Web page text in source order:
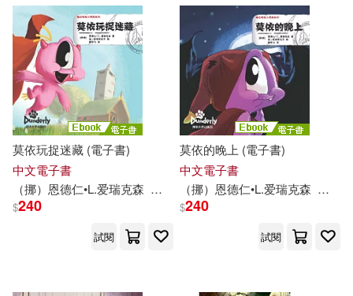
（挪）施迪格·撒克思高（Stig Saxe
gaard）(1)
（法）勒內·葛舒著；（法）愛瑞克·
蓋斯德繪(1)
（法）艾瑞克·巴圖(1)
（澳）瑞克·彼薩特若(1)
（美）伊娃·莫斯科維茨(1)
莫依玩捉迷藏 (電子書)
中文電子書
（挪）恩德仁•L.爱瑞克森 （挪）金•廷格斯达尔 陈晓飞
$240
試閱
莫依的晚上 (電子書)
中文電子書
（挪）恩德仁•L.爱瑞克森 （挪
$240
試閱